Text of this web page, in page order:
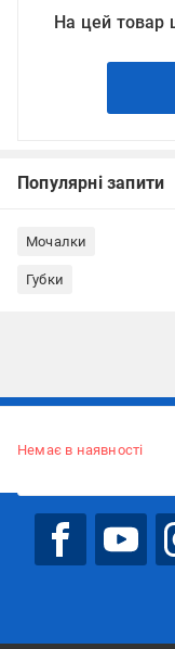
На цей товар
Популярні запити
Мочалки
Губки
Немає в наявності